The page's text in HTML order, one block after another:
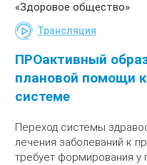
«Здоровое общество»
Трансляция
ПРОактивный
плановой помощи
системе
Переход системы
лечения заболеваний к
требует формирования у